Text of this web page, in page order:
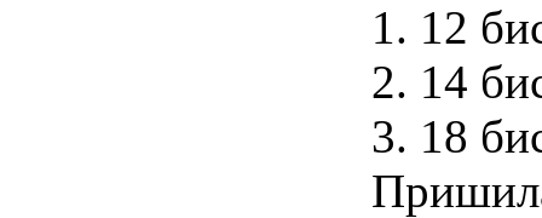
1. 12
2. 14
3. 18